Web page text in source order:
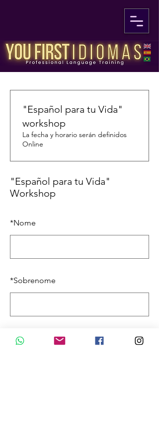
"Español para tu Vida"
Workshop
*Nome
*Sobrenome
Email
"Español para tu Vida"
workshop
La fecha y horario serán definidos
Online